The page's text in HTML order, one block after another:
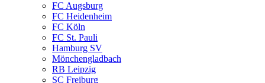
FC Augsburg
FC Heidenheim
FC Köln
FC St. Pauli
Hamburg SV
Mönchengladbach
RB Leipzig
SC Freiburg